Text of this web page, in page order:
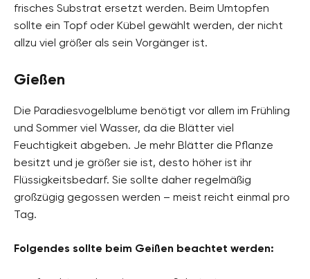
frisches Substrat ersetzt werden. Beim Umtopfen
sollte ein Topf oder Kübel gewählt werden, der nicht
allzu viel größer als sein Vorgänger ist.
Gießen
Die Paradiesvogelblume benötigt vor allem im Frühling
und Sommer viel Wasser, da die Blätter viel
Feuchtigkeit abgeben. Je mehr Blätter die Pflanze
besitzt und je größer sie ist, desto höher ist ihr
Flüssigkeitsbedarf. Sie sollte daher regelmäßig
großzügig gegossen werden – meist reicht einmal pro
Tag.
Folgendes sollte beim Geißen beachtet werden: